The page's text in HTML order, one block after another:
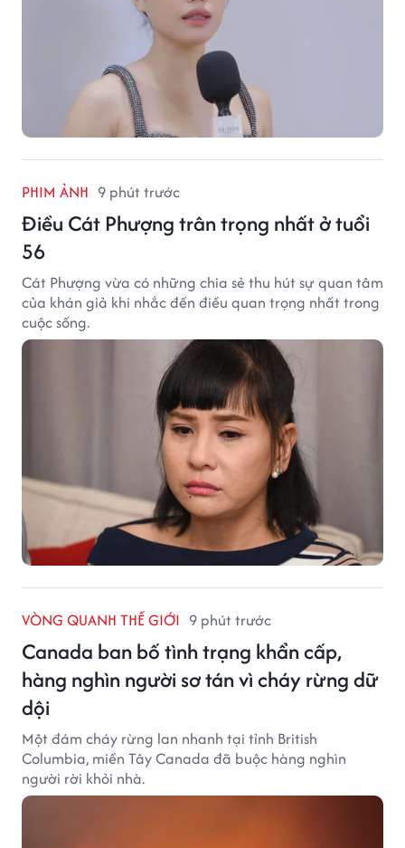
PHIM ẢNH 9 phút trước
Điều Cát Phượng trân trọng nhất ở tuổi
56
Cát Phượng vừa có những chia sẻ thu hút sự quan tâm
của khán giả khi nhắc đến điều quan trọng nhất trong
cuộc sống.
VÒNG QUANH THẾ GIỚI 9 phút trước
Canada ban bố tình trạng khẩn cấp,
hàng nghìn người sơ tán vì cháy rừng dữ
dội
Một đám cháy rừng lan nhanh tại tỉnh British
Columbia, miền Tây Canada đã buộc hàng nghìn
người rời khỏi nhà.